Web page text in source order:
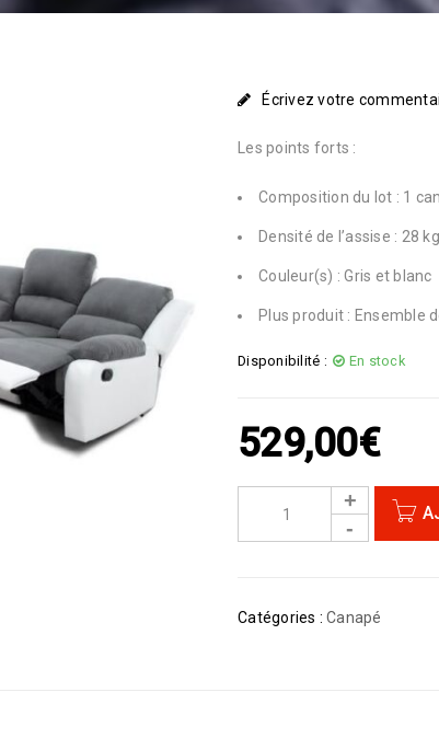
Écrivez votre
Les points forts :
Composition du lot : 1
Densité de l’assise : 28
Couleur(s) : Gris et blanc
Plus produit : Ensemble
Disponibilité : En stock
529,00€
Catégories : Canapé